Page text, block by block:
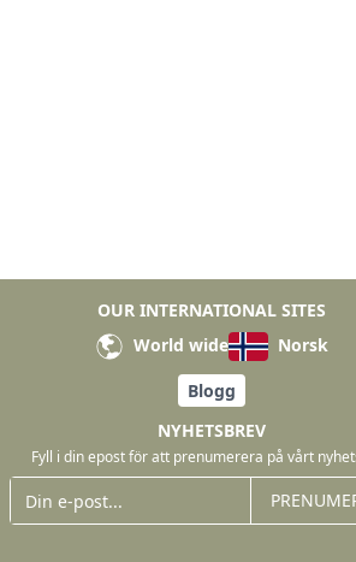
OUR INTERNATIONAL SITES
World wide
Norsk
Blogg
NYHETSBREV
Fyll i din epost för att prenumerera på vårt